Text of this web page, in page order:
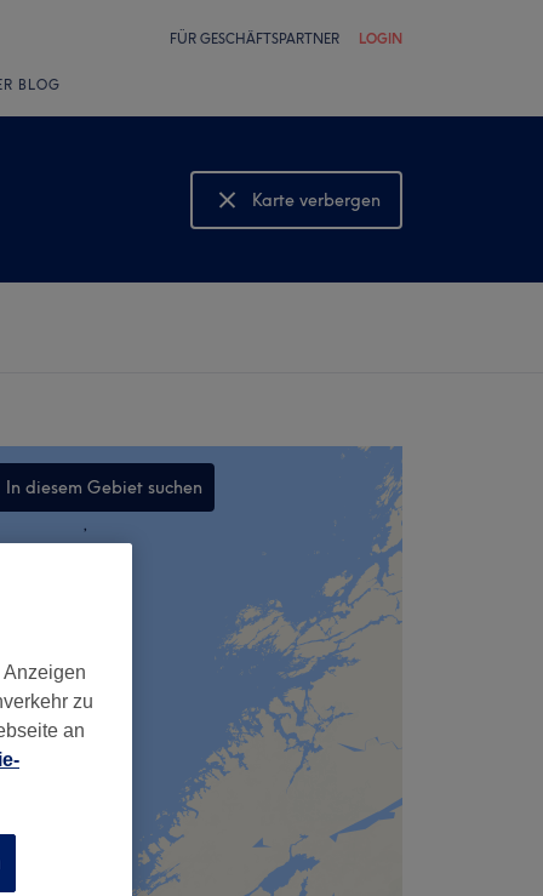
FÜR GESCHÄFTSPARTNER LOGIN
BLOG
Karte verbergen
Karte anzeigen
In diesem Gebiet suchen
,
zu
an